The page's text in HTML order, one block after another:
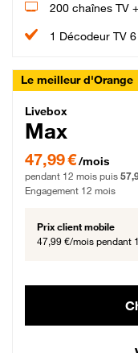
200 chaînes TV +
1 Décodeur TV 6
Le meilleur d'Orange
Livebox Max
Livebox
Max
47,99 € par mois
47,99 €/mois
pendant 12 mois puis
Engagement 12 mois
Prix client mobile
47,99 €/mois pendant